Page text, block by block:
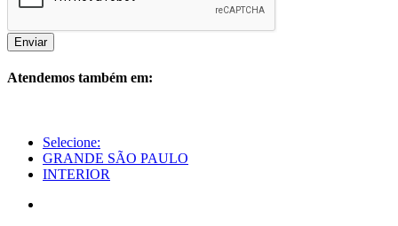
Enviar
Atendemos também em:
Selecione:
GRANDE SÃO PAULO
INTERIOR